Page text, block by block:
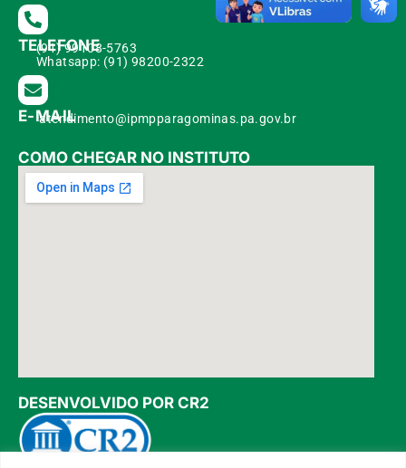
TELEFONE
(91) 99108-5763
Whatsapp: (91) 98200-2322
E-MAIL
atendimento@ipmpparagominas.pa.gov.br
COMO CHEGAR NO INSTITUTO
DESENVOLVIDO POR CR2